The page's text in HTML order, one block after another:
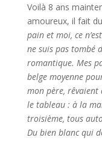
Voilà 8 ans
amoureux, il fait
pain et moi, ce
ne suis pas tombé
romantique. Mes
belge moyenne
mon père, rêvaient
le tableau : à la
troisième, tous
Du bien blanc qui